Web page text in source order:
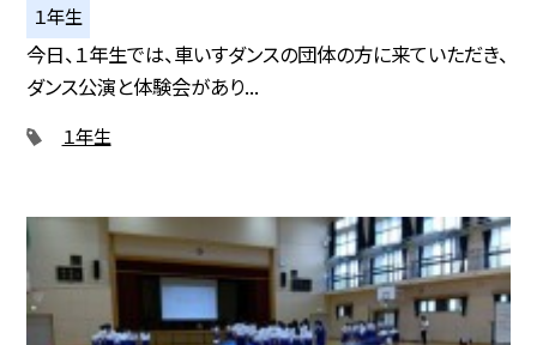
１年生
今日、１年生では、車いすダンスの団体の方に来ていただき、
ダンス公演と体験会があり...
１年生